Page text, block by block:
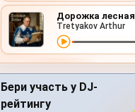
Дорожка лесная
Tretyakov Arthur
Бери участь у DJ-
рейтингу